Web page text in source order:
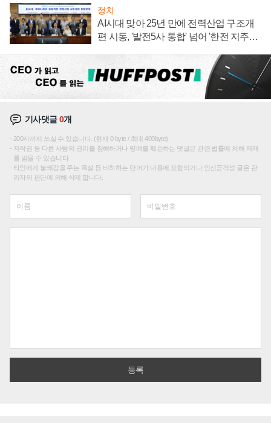
정치
AI시대 맞아 25년 만에 전력산업 구조개
편 시동, '발전5사 통합' 넘어 '한전 지주사'
기사댓글0개
200자까지 쓰실 수 있습니다. (현재 0 byte / 최대 400byte)
저작권 등 다른 사람의 권리를 침해하거나 명예를 훼손하는 댓글은 관련 법률에 의해 제재
를 받을 수 있습니다.
타인에게 불쾌감을 주는 욕설 등 비하하는 단어가 내용에 포함되거나 인신공격성 글은 관
리자의 판단에 의해 삭제 합니다.